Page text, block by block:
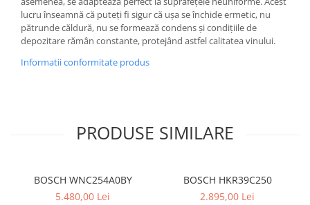
lucru înseamnă că puteţi fi sigur că uşa se închide ermetic, nu
pătrunde căldură, nu se formează condens şi condiţiile de
depozitare rămân constante, protejând astfel calitatea vinului.
Informatii conformitate produs
PRODUSE SIMILARE
BOSCH WNC254A0BY
5.480,00 Lei
BOSCH HKR39C250
2.895,00 Lei